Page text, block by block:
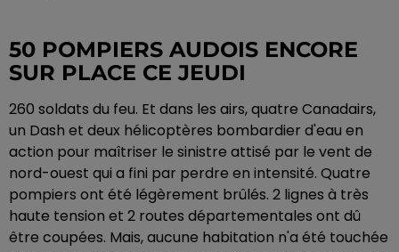
50 POMPIERS AUDOIS ENCORE
SUR PLACE CE JEUDI
260 soldats du feu. Et dans les airs, quatre Canadairs,
un Dash et deux hélicoptères bombardier d'eau en
action pour maîtriser le sinistre attisé par le vent de
nord-ouest qui a fini par perdre en intensité. Quatre
pompiers ont été légèrement brûlés. 2 lignes à très
haute tension et 2 routes départementales ont dû
être coupées. Mais, aucune habitation n'a été touchée